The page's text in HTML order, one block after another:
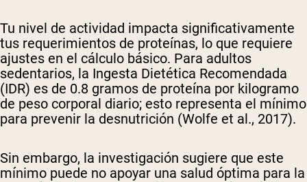
Tu nivel de actividad impacta significativamente
tus requerimientos de proteínas, lo que requiere
ajustes en el cálculo básico. Para adultos
sedentarios, la Ingesta Dietética Recomendada
(IDR) es de 0.8 gramos de proteína por kilogramo
de peso corporal diario; esto representa el mínimo
para prevenir la desnutrición (Wolfe et al., 2017).
Sin embargo, la investigación sugiere que este
mínimo puede no apoyar una salud óptima para la